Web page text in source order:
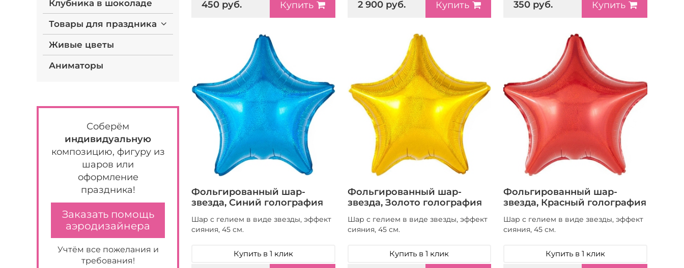
Клубника в шоколаде
Товары для праздника
Живые цветы
Аниматоры
Соберём
индивидуальную
композицию, фигуру из
шаров или
оформление
праздника!
Заказать помощь
аэродизайнера
Учтём все пожелания и
требования!
450 руб. Купить 2 900 руб. Купить 350 руб. Купить
Фольгированный шар-
звезда, Синий голография
Шар с гелием в виде звезды, эффект
сияния, 45 см.
Купить в 1 клик
Фольгированный шар-
звезда, Золото голография
Шар с гелием в виде звезды, эффект
сияния, 45 см.
Купить в 1 клик
Фольгированный шар-
звезда, Красный голография
Шар с гелием в виде звезды, эффект
сияния, 45 см.
Купить в 1 клик